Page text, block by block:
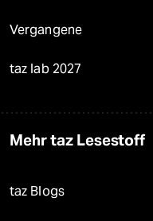
Vergangene
taz lab 2027
Mehr taz Lesestoff
taz Blogs